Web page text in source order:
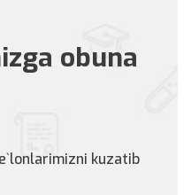
obuna
kuzatib